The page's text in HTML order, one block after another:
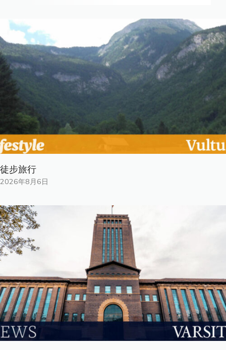
徒步旅行
2026年8月6日